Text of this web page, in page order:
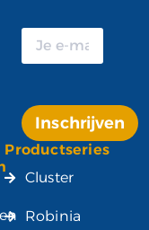
Inschrijven
Alternative:
Productseries
Cluster
Robinia